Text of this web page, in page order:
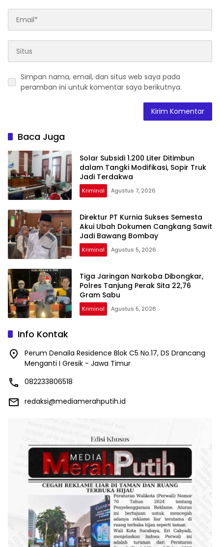
Simpan nama, email, dan situs web saya pada
peramban ini untuk komentar saya berikutnya.
Baca Juga
Solar Subsidi 1.200 Liter Ditimbun
dalam Tangki Modifikasi, Sopir Truk
Jadi Terdakwa
Kriminal Agustus 7, 2026
Direktur PT Kurnia Sukses Semesta
Akui Ubah Dokumen Cangkang Sawit
Jadi Bawang Bombay
Kriminal Agustus 5, 2026
Tiga Jaringan Narkoba Dibongkar,
Polres Tanjung Perak Sita 22,76
Gram Sabu
Kriminal Agustus 5, 2026
Info Kontak
Perum Denaila Residence Blok C5 No.17, DS Drancang
Menganti I Gresik - Jawa Timur
082233806518
redaksi@mediamerahputih.id